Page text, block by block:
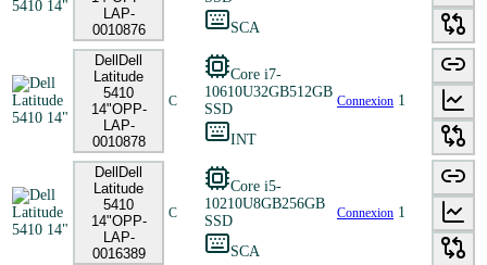
LAP-
0010876
SCA
Dell Dell
Latitude
5410
14"OPP-
LAP-
0010878
C
Core i7-
10610U32GB512GB
SSD
INT
Connexion 1
Dell Dell
Latitude
5410
14"OPP-
LAP-
0016389
C
Core i5-
10210U8GB256GB
SSD
SCA
Connexion 1